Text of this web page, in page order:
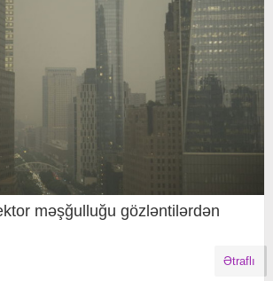
məşğulluğu gözləntilərdən
Ətraflı